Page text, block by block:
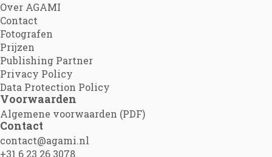
Over AGAMI
Contact
Fotografen
Prijzen
Publishing Partner
Privacy Policy
Data Protection Policy
Voorwaarden
Algemene voorwaarden (PDF)
Contact
contact@agami.nl
+31 6 23 26 3078